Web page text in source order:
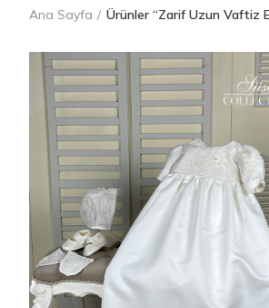
Ana Sayfa Ürünler “Zarif Uzun Vaftiz